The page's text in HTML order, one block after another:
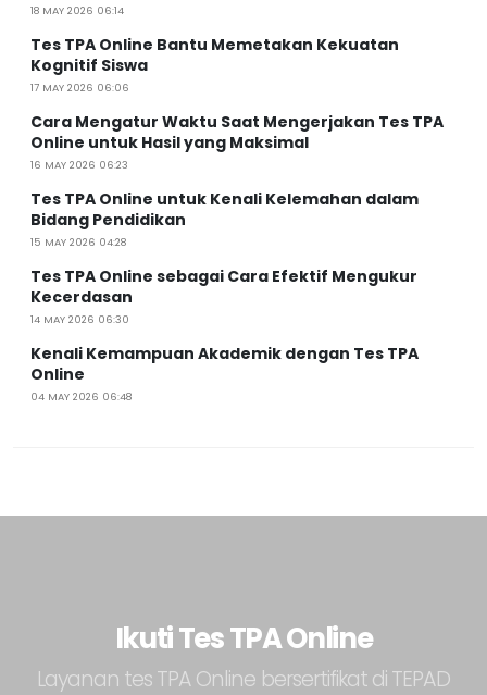
18 MAY 2026 06:14
Tes TPA Online Bantu Memetakan Kekuatan
Kognitif Siswa
17 MAY 2026 06:06
Cara Mengatur Waktu Saat Mengerjakan Tes TPA
Online untuk Hasil yang Maksimal
16 MAY 2026 06:23
Tes TPA Online untuk Kenali Kelemahan dalam
Bidang Pendidikan
15 MAY 2026 04:28
Tes TPA Online sebagai Cara Efektif Mengukur
Kecerdasan
14 MAY 2026 06:30
Kenali Kemampuan Akademik dengan Tes TPA
Online
04 MAY 2026 06:48
Ikuti Tes TPA Online
Layanan tes TPA Online bersertifikat di TEPAD